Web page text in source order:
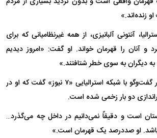
زنده‌اند.»
آنتونی آلبانیزی، از همه غیرنظامیانی که برای
و آنان را قهرمان خواند. او گفت: «امروز دیدیم
به دیگران به سوی خطر شتافتند.»
یکی از بستگان احمد در گفت‌و‌گو با شبکه استرالیایی «۷ نیوز» گفت که او در
دو بار زخمی شده است.
است و دقیقاً نمی‌دانیم در داخل چه می‌گذرد…
او صددرصد یک قهرمان است.»